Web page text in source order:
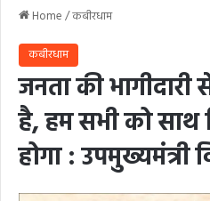
Home/कबीरधाम
कबीरधाम
जनता की
है, हम सभी को
होगा : उपमुख्यमंत्री